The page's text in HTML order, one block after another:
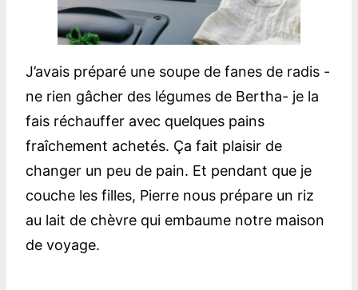
J’avais préparé une soupe de fanes de radis -
ne rien gâcher des légumes de Bertha- je la
fais réchauffer avec quelques pains
fraîchement achetés. Ça fait plaisir de
changer un peu de pain. Et pendant que je
couche les filles, Pierre nous prépare un riz
au lait de chèvre qui embaume notre maison
de voyage.